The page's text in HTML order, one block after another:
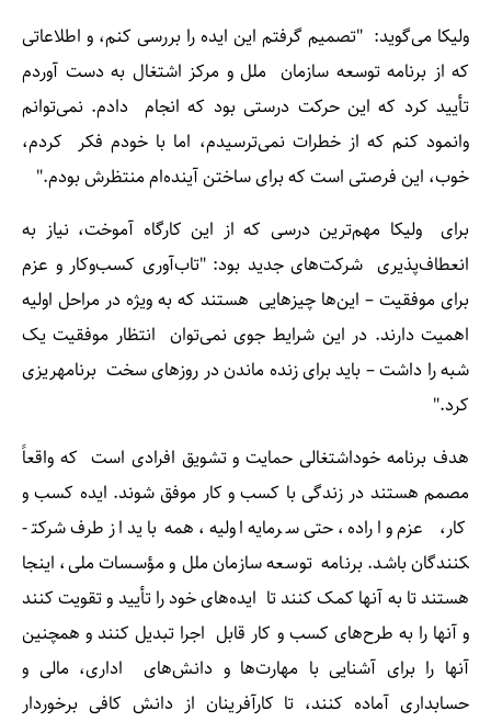
ولیکا می‌گوید: "تصمیم گرفتم این ایده را بررسی کنم، و اطلاعاتی
که از برنامه توسعه سازمان ملل و مرکز اشتغال به دست آوردم
تأیید کرد که این حرکت درستی بود که انجام دادم. نمی‌توانم
وانمود کنم که از خطرات نمی‌ترسیدم، اما با خودم فکر کردم،
خوب، این فرصتی است که برای ساختن آینده‌ام منتظرش بودم."
برای ولیکا مهم‌ترین درسی که از این کارگاه آموخت، نیاز به
انعطاف‌پذیری شرکت‌های جدید بود: "تاب‌آوری کسب‌وکار و عزم
برای موفقیت – این‌ها چیزهایی هستند که به ویژه در مراحل اولیه
اهمیت دارند. در این شرایط جوی نمی‌توان انتظار موفقیت یک
شبه را داشت – باید برای زنده ماندن در روزهای سخت برنامه­ریزی
کرد."
هدف برنامه خوداشتغالی حمایت و تشویق افرادی است که واقعاً
مصمم هستند در زندگی با کسب و کار موفق شوند. ایده کسب و
کار، عزم و اراده، حتی سرمایه اولیه، همه باید از طرف شرکت­
کنندگان باشد. برنامه توسعه سازمان ملل و مؤسسات ملی، اینجا
هستند تا به آنها کمک کنند تا ایده‌های خود را تأیید و تقویت کنند
و آنها را به طرح‌های کسب و کار قابل اجرا تبدیل کنند و همچنین
آنها را برای آشنایی با مهارت‌ها و دانش‌های اداری، مالی و
حسابداری آماده کنند، تا کارآفرینان از دانش کافی برخوردار